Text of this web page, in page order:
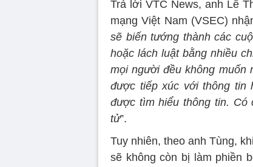
Trả lời VTC News, anh Lê
mạng Việt Nam (VSEC)
sẽ biến tướng thành các
hoặc lách luật bằng nhiều
mọi người đều không muốn
được tiếp xúc với thông tin
được tìm hiểu thông tin. Có
tử”.
Tuy nhiên, theo anh Tùng,
sẽ không còn bị làm phiền